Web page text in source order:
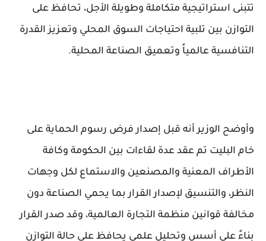
تتبنى استراتيجية متكاملة وطويلة الأجل، تحافظ على
التوازن بين تلبية احتياجات السوق المحلي وتعزيز القدرة
التنافسية عالمياً وتعميق الصناعة المحلية.
وأوضح الوزير أنه قبل إصدار فرض رسوم الحماية على
خام البليت تم عقد عدة لقاءات بين الحكومة وكافة
الأطراف المعنية والمصنعين والاستماع لكل وجهات
النظر، والتنسيق لإصدار القرار بما يحمي الصناعة دون
مخالفة قوانين منظمة التجارة العالمية، وقد صدر القرار
بناءً على أسس وتحليل علمي يحافظ على حالة التوازن